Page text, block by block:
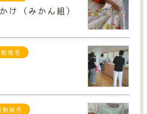
け（みかん組）
報告
動報告